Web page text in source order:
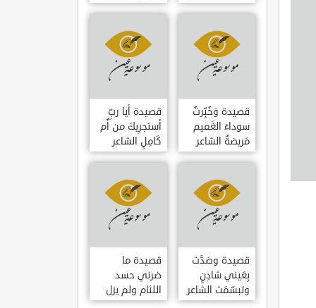
العوام بن عقبة
العوام بن عقبة
قصيدة وَخُبِّرتُ
سوداءَ الغَميم
مَريضةٌ الشاعر
العوام بن عقبة
قصيدة أيا ربِّ
أستجرِيكَ من أُم
كَامِلٍ الشاعر
العوام بن عقبة
قصيدة وصَدَّت
بِعَيني شادِنٍ
وتبسّمَت الشاعر
العوام بن عقبة
قصيدة ما
ضرني حسد
اللئام ولم يزل
الشاعر عمارة بن